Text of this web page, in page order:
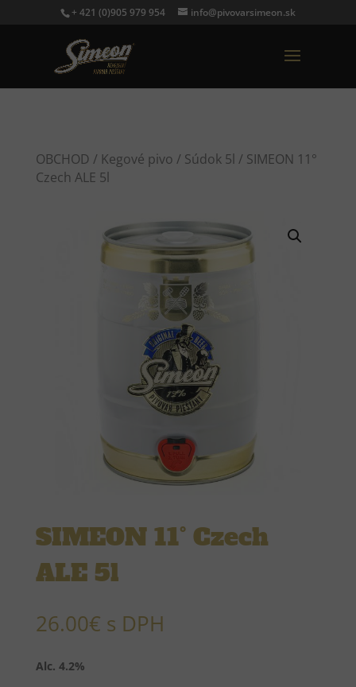
+ 421 (0)905 979 954 info@pivovarsimeon.sk
OBCHOD / Kegové pivo / Súdok 5l / SIMEON 11°
Czech ALE 5l
SIMEON 11° Czech
ALE 5l
26.00€ s DPH
Alc. 4.2%